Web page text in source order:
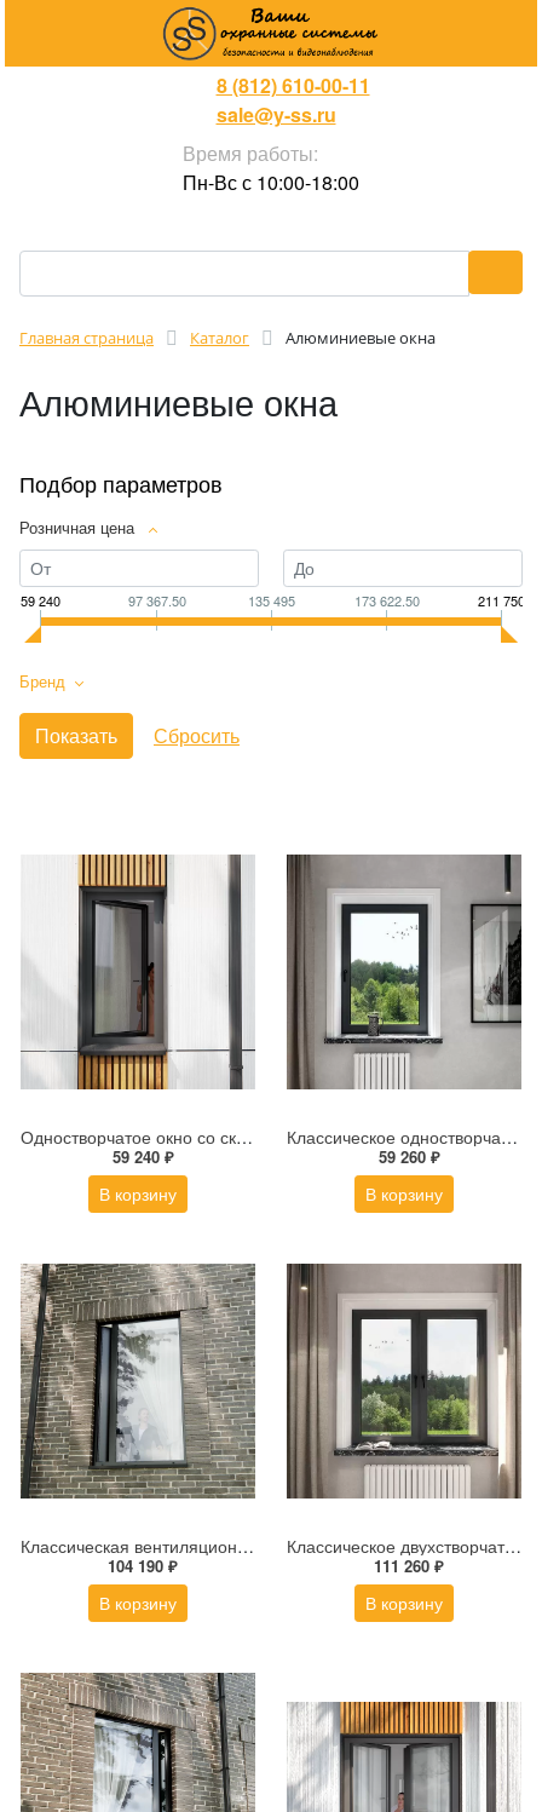
8 (812) 610-00-11
sale@y-ss.ru
Время работы:
Пн-Вс с 10:00-18:00
Главная страница Каталог Алюминиевые окна
Алюминиевые окна
Подбор параметров
Розничная цена
59 240 97 367.50 135 495 173 622.50 211 750
Бренд
Одностворчатое окно со скрытой створкой ALT W72 800х1600 мм
59 240 ₽
В корзину
Классическое одностворчатое окно ALT W72 800×1600 мм
59 260 ₽
В корзину
Классическая вентиляционная створка ALT W72 180×2700 мм
104 190 ₽
В корзину
Классическое двухстворчатое окно ALT W72 1600×1600 мм
111 260 ₽
В корзину